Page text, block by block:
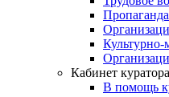
Культурно-
Кабинет куратора
В помощь